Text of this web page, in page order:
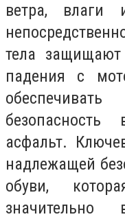
ветра, влаги
тела
падения с
асфальт.
надлежащей
обуви,